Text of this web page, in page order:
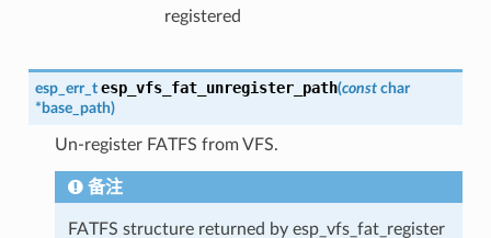
registered
esp_err_t esp_vfs_fat_unregister_path(const char
* base_path)
Un-register FATFS from VFS.
备注
FATFS structure returned by esp_vfs_fat_register